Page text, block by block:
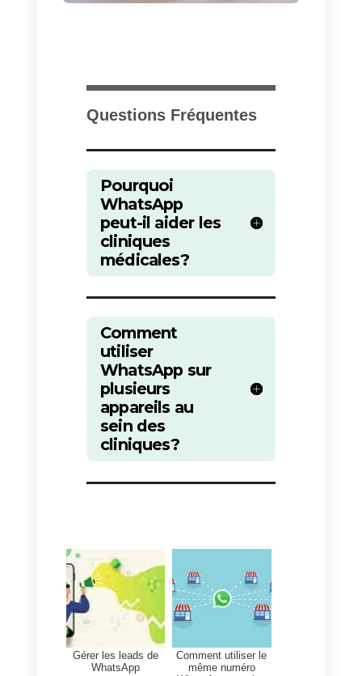
manière structurée et organisée
et avec une gamme de
fonctionnalités qui vous aident à
gérer une ligne WhatsApp multi-
agent.
Grâce à la plateforme, vous
pouvez structurer votre groupe
prestataires de services de
manière organisée, en
distribuant les conversations
au sein de votre équipe de
manière automatique ou semi-
réponses rapides
questions fréquemment posées,
ou
créer des balisespour
classer les différents patients qui